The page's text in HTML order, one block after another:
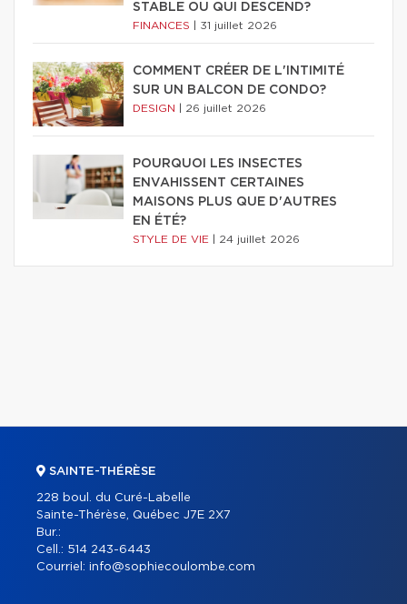
STABLE OU QUI DESCEND?
FINANCES 31 juillet 2026
COMMENT CRÉER DE L'INTIMITÉ
SUR UN BALCON DE CONDO?
DESIGN 26 juillet 2026
POURQUOI LES INSECTES
ENVAHISSENT CERTAINES
MAISONS PLUS QUE D'AUTRES
EN ÉTÉ?
STYLE DE VIE 24 juillet 2026
SAINTE-THÉRÈSE
228 boul. du Curé-Labelle
Sainte-Thérèse, Québec J7E 2X7
Bur.:
Cell.: 514 243-6443
Courriel: info@sophiecoulombe.com